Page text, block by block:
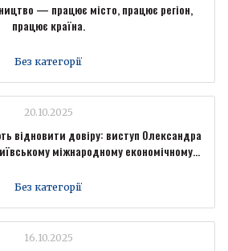
— працює місто, працює регіон,
працює країна.
Без категорії
20.10.2025
відновити довіру: виступ Олександра
міжнародному економічному
Без категорії
16.10.2025